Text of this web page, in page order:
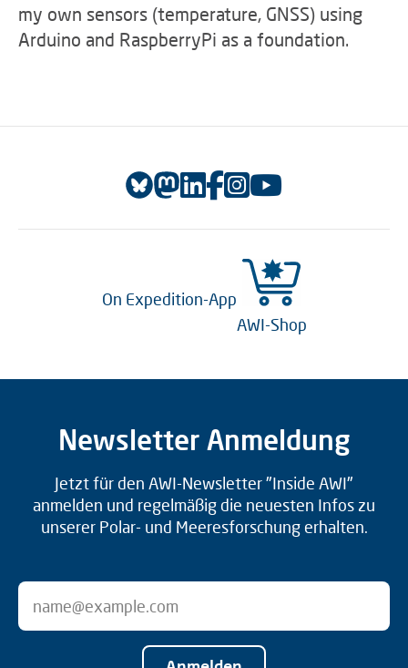
my own sensors (temperature, GNSS) using
Arduino and RaspberryPi as a foundation.
On Expedition-App
AWI-Shop
Newsletter Anmeldung
Jetzt für den AWI-Newsletter "Inside AWI"
anmelden und regelmäßig die neuesten Infos zu
unserer Polar- und Meeresforschung erhalten.